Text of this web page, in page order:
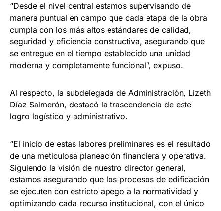
“Desde el nivel central estamos supervisando de
manera puntual en campo que cada etapa de la obra
cumpla con los más altos estándares de calidad,
seguridad y eficiencia constructiva, asegurando que
se entregue en el tiempo establecido una unidad
moderna y completamente funcional”, expuso.
Al respecto, la subdelegada de Administración, Lizeth
Díaz Salmerón, destacó la trascendencia de este
logro logístico y administrativo.
“El inicio de estas labores preliminares es el resultado
de una meticulosa planeación financiera y operativa.
Siguiendo la visión de nuestro director general,
estamos asegurando que los procesos de edificación
se ejecuten con estricto apego a la normatividad y
optimizando cada recurso institucional, con el único